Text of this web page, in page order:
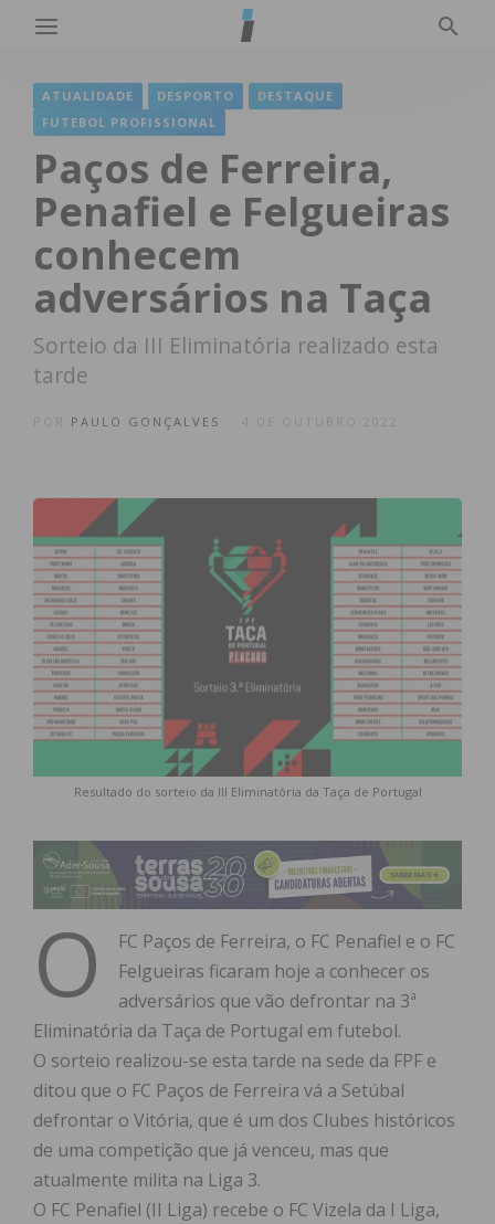
ATUALIDADE DESPORTO
DESTAQUE
FUTEBOL PROFISSIONAL
Paços de Ferreira,
Penafiel e Felgueiras
conhecem
adversários na Taça
Sorteio da III Eliminatória realizado esta
tarde
PAULO GONÇALVES 4 DE OUTUBRO 2022
Resultado do sorteio da III Eliminatória da Taça de Portugal
O
FC Paços de Ferreira, o FC Penafiel e o FC
Felgueiras ficaram hoje a conhecer os
adversários que vão defrontar na 3ª
Eliminatória da Taça de Portugal em futebol.
O sorteio realizou-se esta tarde na sede da FPF e
ditou que o FC Paços de Ferreira vá a Setúbal
defrontar o Vitória, que é um dos Clubes históricos
de uma competição que já venceu, mas que
atualmente milita na Liga 3.
O FC Penafiel (II Liga) recebe o FC Vizela da I Liga,